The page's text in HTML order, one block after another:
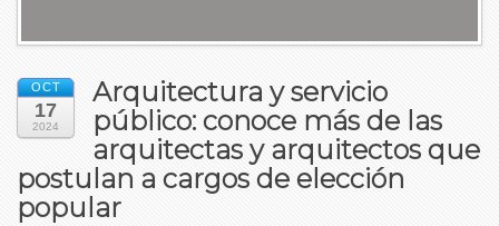
OCT
17
2024
Arquitectura y servicio
público: conoce más de las
arquitectas y arquitectos que
postulan a cargos de elección
popular